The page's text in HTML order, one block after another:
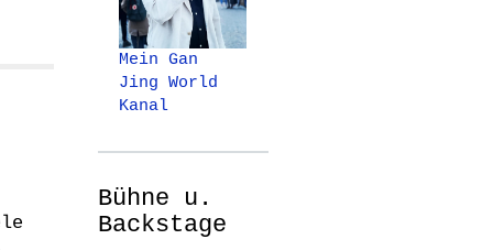
Mein Gan
Jing World
Kanal
Bühne u.
Backstage